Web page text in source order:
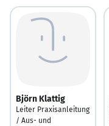
Björn Klattig
Leiter Praxisanleitung
/ Aus- und